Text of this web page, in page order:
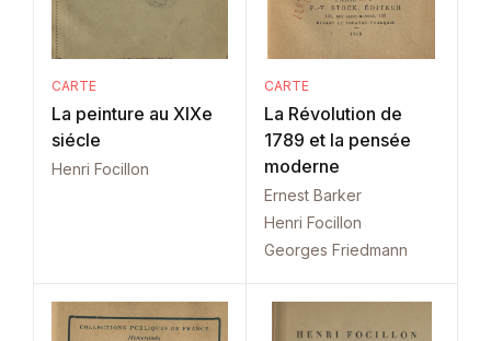
CARTE
La peinture au XIXe
siécle
Henri Focillon
CARTE
La Révolution de
1789 et la pensée
moderne
Ernest Barker
Henri Focillon
Georges Friedmann